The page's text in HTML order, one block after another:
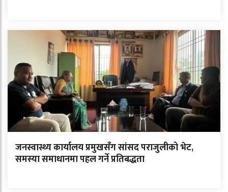
जनस्वास्थ्य कार्यालय प्रमुखसँग सांसद पराजुलीको भेट,
समस्या समाधानमा पहल गर्ने प्रतिबद्धता